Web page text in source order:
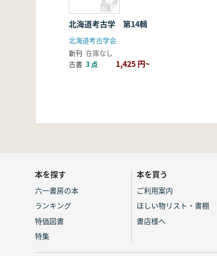
北海道考古学 第14輯
北海道考古学会
新刊 在庫なし
古書 3 点 1,425 円~
本を探す
六一書房の本
ランキング
特価図書
特集
本を買う
ご利用案内
ほしい物リスト・書棚
書店様へ